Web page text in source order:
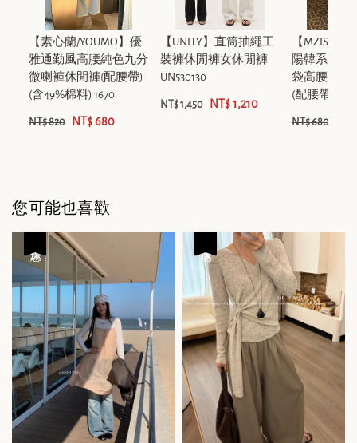
【素心蘭/YOUMO】優
雅通勤風高腰純色九分
微喇褲休閒褲(配腰帶)
(含49%棉料) 1670
NT$ 820 NT$ 680
【UNITY】直筒抽繩工
裝褲休閒褲女休閒褲
UN530130
NT$ 1,450 NT$ 1,210
【
陽韓系夏日
袋高腰工裝
(配腰帶)
NT$ 680
您可能也喜歡